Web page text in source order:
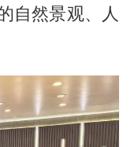
自然景观、人